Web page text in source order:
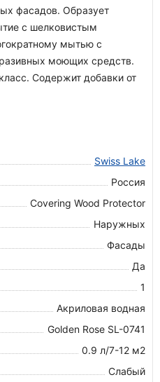
фасадов. Образует
с шелковистым
мытью с
моющих средств.
Содержит добавки от
Swiss Lake
Россия
Covering Wood Protector
Наружных
Фасады
Да
1
Акриловая водная
Golden Rose SL-0741
0.9 л/7-12 м2
Слабый